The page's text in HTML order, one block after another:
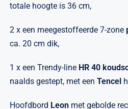
totale hoogte is 36 cm,
2 x een meegestoffeerde 7-zone
ca. 20 cm dik,
1 x een Trendy-line HR 40
naalds gestept, met eenTencel
Hoofdbord Leon met gebolde